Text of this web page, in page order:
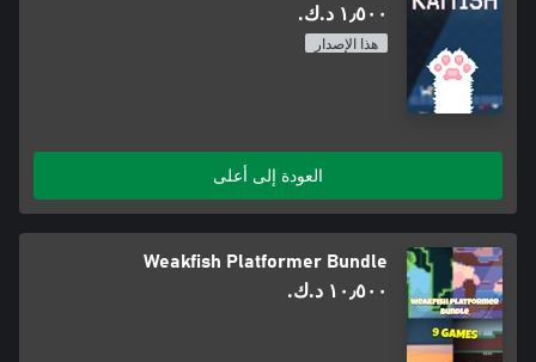
١٫٥٠٠ د.ك.‏
هذا الإصدار
العودة إلى أعلى
Weakfish Platformer Bundle
١٠٫٥٠٠ د.ك.‏